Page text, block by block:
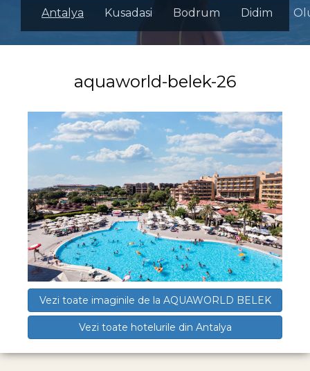
Antalya Kusadasi Bodrum Didim
aquaworld-belek-26
Vezi toate imaginile de la AQUAWORLD BELEK
Vezi toate hotelurile din Antalya